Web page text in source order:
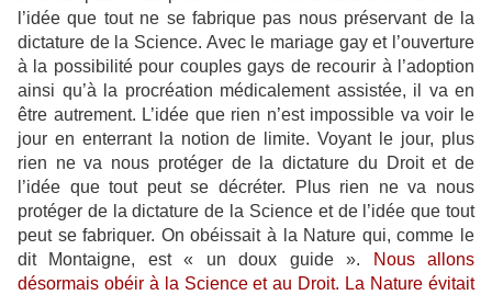
l’idée que tout ne se fabrique pas nous préservant de la
dictature de la Science. Avec le mariage gay et l’ouverture
à la possibilité pour couples gays de recourir à l’adoption
ainsi qu’à la procréation médicalement assistée, il va en
être autrement. L’idée que rien n’est impossible va voir le
jour en enterrant la notion de limite. Voyant le jour, plus
rien ne va nous protéger de la dictature du Droit et de
l’idée que tout peut se décréter. Plus rien ne va nous
protéger de la dictature de la Science et de l’idée que tout
peut se fabriquer. On obéissait à la Nature qui, comme le
dit Montaigne, est « un doux guide ».
Nous allons
désormais obéir à la Science et au Droit. La Nature évitait